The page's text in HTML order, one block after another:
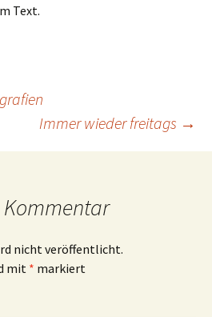
Text.
Immer wieder freitags →
nicht veröffentlicht.
mit * markiert